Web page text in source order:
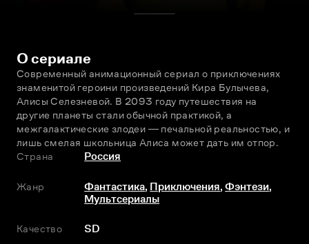
О сериале
Современный анимационный сериал о приключениях
знаменитой героини произведений Кира Булычeва,
Алисы Селeзневой. В 2093 году путешествия на
другие планеты стали обычной практикой, а
межгалактические злодеи ― печальной реальностью, и
лишь смелая школьница Алиса может дать им отпор.
Страна
Россия
Жанр Фантастика, Приключения,Фэнтези,
Мультсериалы
Качество SD